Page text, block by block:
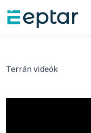
Terrán videók